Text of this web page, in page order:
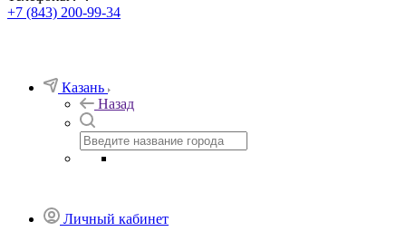
+7 (843) 200-99-34
Казань
Назад
Личный кабинет